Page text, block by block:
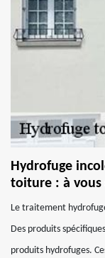
Hydrofuge
toiture : à vous
Le traitement
Des produits
produits hydrofuges.